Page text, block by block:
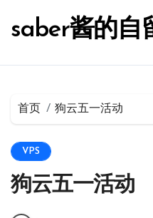
saber酱的自
首页 狗云五一活动
VPS
狗云五一活动